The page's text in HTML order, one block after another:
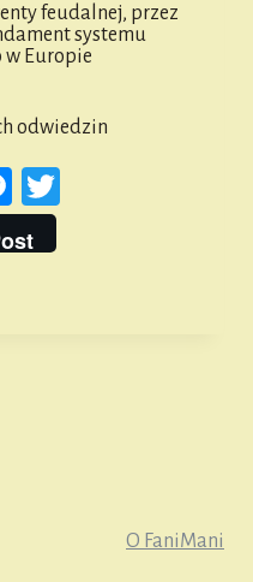
feudalnej, przez
systemu
w Europie
odwiedzin
Messenger
O FaniMani